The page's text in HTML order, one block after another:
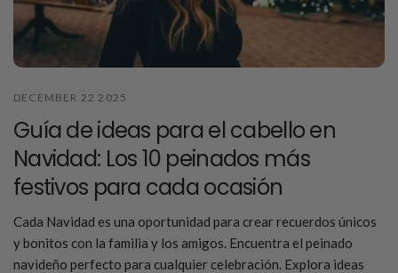
DECEMBER 22 2025
Guía de ideas para el cabello en
Navidad: Los 10 peinados más
festivos para cada ocasión
Cada Navidad es una oportunidad para crear recuerdos únicos
y bonitos con la familia y los amigos. Encuentra el peinado
navideño perfecto para cualquier celebración. Explora ideas